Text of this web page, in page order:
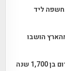
ליד
הושבו
שנה